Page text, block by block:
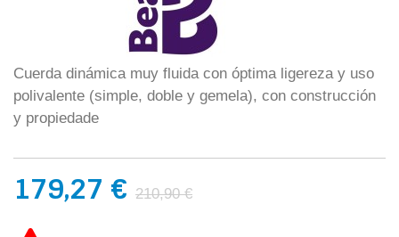
Cuerda dinámica muy fluida con óptima ligereza y uso
polivalente (simple, doble y gemela), con construcción
y propiedade
179,27 € 210,90 €